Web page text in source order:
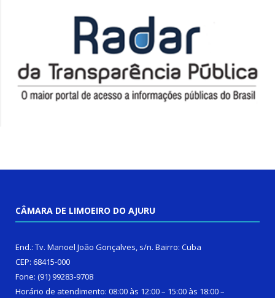
CÂMARA DE LIMOEIRO DO AJURU
End.: Tv. Manoel João Gonçalves, s/n. Bairro: Cuba
CEP: 68415-000
Fone: (91) 99283-9708
Horário de atendimento: 08:00 às 12:00 – 15:00 às 18:00 –